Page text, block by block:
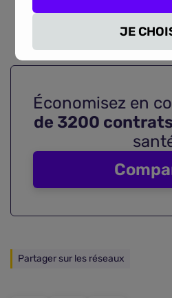
Les paires usagées sont
de travailleurs en situation
Économisez en
de 3200 contrats
Partager sur les réseaux
JE